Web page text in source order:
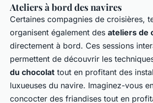
Ateliers à bord des navires
Certaines compagnies de croisières,
organisent également des ateliers de
directement à bord. Ces sessions
permettent de découvrir les
du chocolat tout en profitant des
luxueuses du navire. Imaginez-vous
concocter des friandises tout en